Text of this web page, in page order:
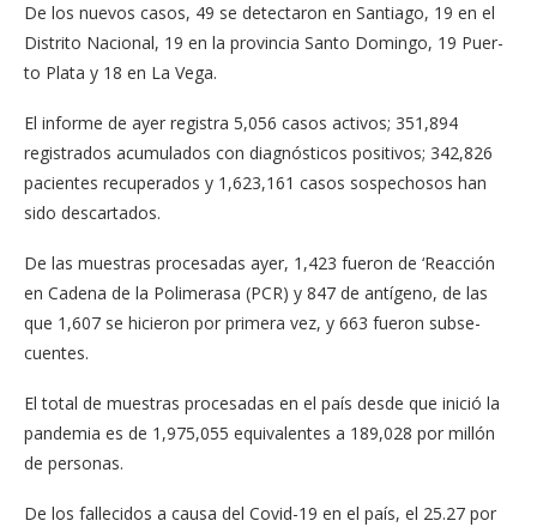
De los nuevos casos, 49 se detectaron en Santia­go, 19 en el
Distrito Na­cional, 19 en la provincia Santo Domingo, 19 Puer­
to Plata y 18 en La Vega.
El informe de ayer re­gistra 5,056 casos acti­vos; 351,894
registrados acumulados con diagnós­ticos positivos; 342,826
pacientes recuperados y 1,623,161 casos sospecho­sos han
sido descartados.
De las muestras procesa­das ayer, 1,423 fueron de ‘Reacción
en Cadena de la Polimerasa (PCR) y 847 de antígeno, de las
que 1,607 se hicieron por primera vez, y 663 fueron subse­
cuentes.
El total de muestras pro­cesadas en el país desde que inició la
pandemia es de 1,975,055 equivalen­tes a 189,028 por millón
de personas.
De los fallecidos a causa del Covid-19 en el país, el 25.27 por